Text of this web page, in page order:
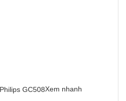
Xem nhanh